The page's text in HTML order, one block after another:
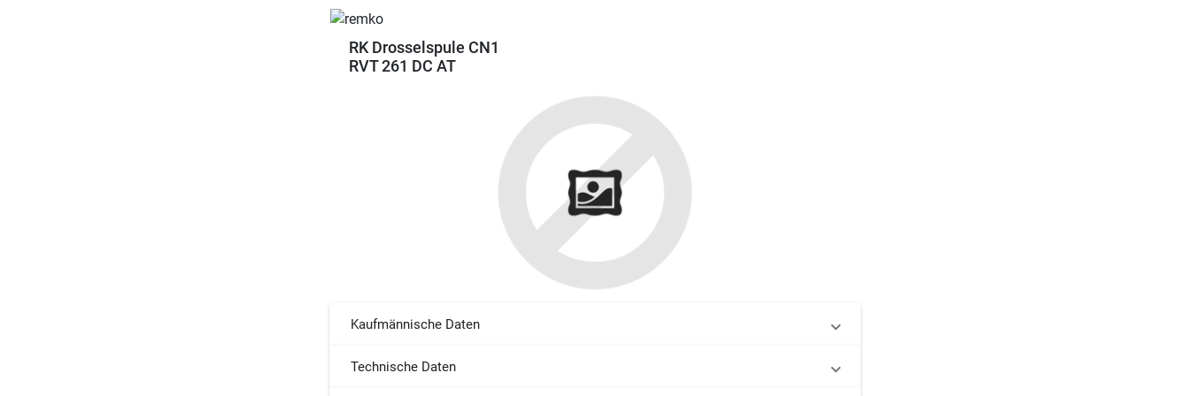
RK Drosselspule CN1
RVT 261 DC AT
Kaufmännische Daten
Technische Daten